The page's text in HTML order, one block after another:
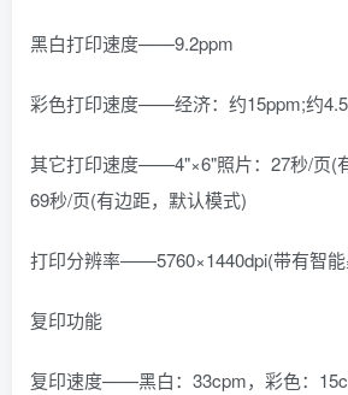
黑白打印速度——9.2ppm
彩色打印速度——经济：约15ppm;约
其它打印速度——4"×6"照片：27秒/页(
69秒/页(有边距，默认模式)
打印分辨率——5760×1440dpi(带有智
复印功能
复印速度——黑白：33cpm，彩色：